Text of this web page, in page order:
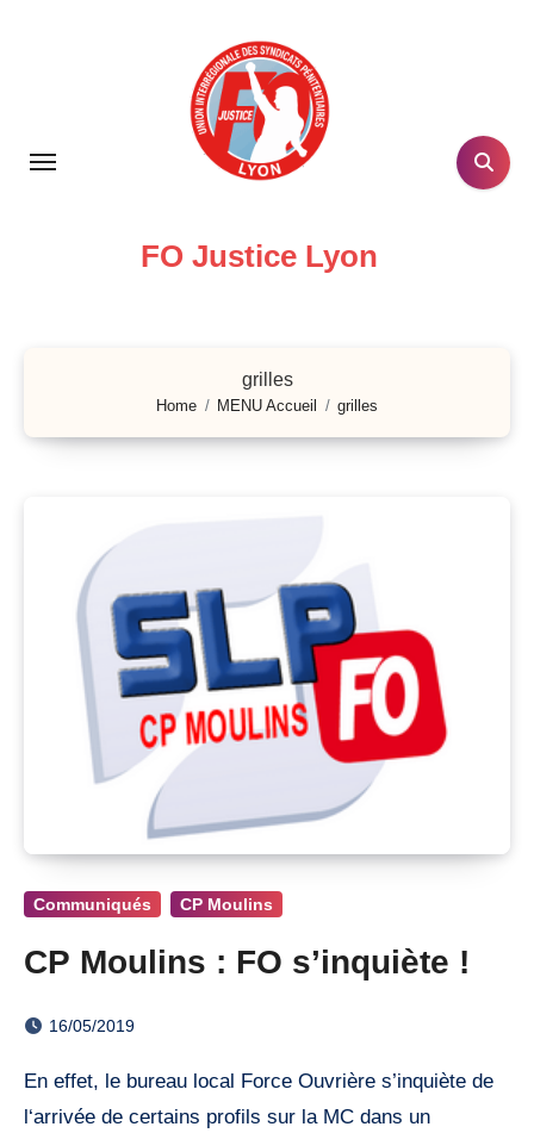
FO Justice Lyon
grilles
Home MENU Accueil grilles
Communiqués CP Moulins
CP Moulins : FO s’inquiète !
16/05/2019
En effet, le bureau local Force Ouvrière s’inquiète de
l‘arrivée de certains profils sur la MC dans un